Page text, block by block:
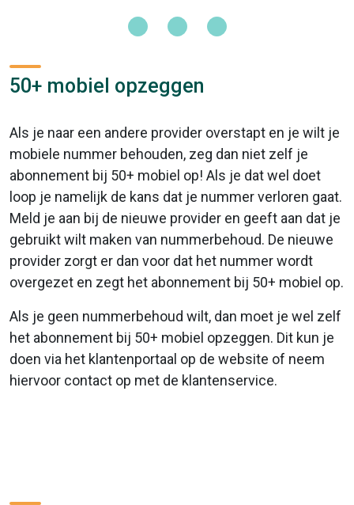
50+ mobiel opzeggen
Als je naar een andere provider overstapt en je wilt je
mobiele nummer behouden, zeg dan niet zelf je
abonnement bij 50+ mobiel op! Als je dat wel doet
loop je namelijk de kans dat je nummer verloren gaat.
Meld je aan bij de nieuwe provider en geeft aan dat je
gebruikt wilt maken van nummerbehoud. De nieuwe
provider zorgt er dan voor dat het nummer wordt
overgezet en zegt het abonnement bij 50+ mobiel op.
Als je geen nummerbehoud wilt, dan moet je wel zelf
het abonnement bij 50+ mobiel opzeggen. Dit kun je
doen via het klantenportaal op de website of neem
hiervoor contact op met de klantenservice.